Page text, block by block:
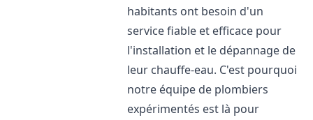
habitants ont besoin d'un
service fiable et efficace pour
l'installation et le dépannage de
leur chauffe-eau. C'est pourquoi
notre équipe de plombiers
expérimentés est là pour